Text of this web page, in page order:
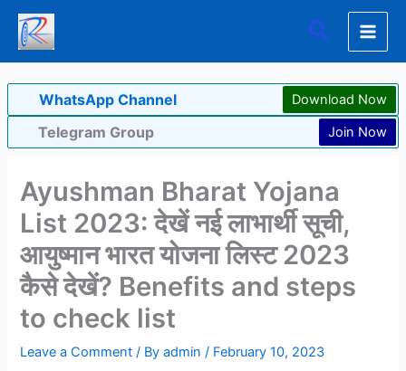
Skip
content
Search
WhatsApp Channel Download Now
Telegram Group Join Now
Ayushman Bharat Yojana
List 2023: देखें नई लाभार्थी सूची,
आयुष्मान भारत योजना लिस्ट 2023
कैसे देखें? Benefits and steps
to check list
Leave a Comment / Byadmin/ February 10, 2023